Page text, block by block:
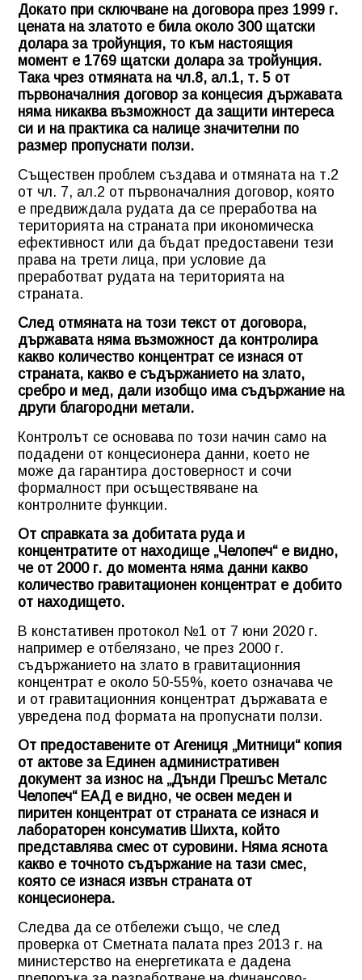
Докато при сключване на договора през 1999 г.
цената на златото е била около 300 щатски
долара за тройунция, то към настоящия
момент е 1769 щатски долара за тройунция.
Така чрез отмяната на чл.8, ал.1, т. 5 от
първоначалния договор за концесия държавата
няма никаква възможност да защити интереса
си и на практика са налице значителни по
размер пропуснати ползи.
Съществен проблем създава и отмяната на т.2
от чл. 7, ал.2 от първоначалния договор, която
е предвиждала рудата да се преработва на
територията на страната при икономическа
ефективност или да бъдат предоставени тези
права на трети лица, при условие да
преработват рудата на територията на
страната.
След отмяната на този текст от договора,
държавата няма възможност да контролира
какво количество концентрат се изнася от
страната, какво е съдържанието на злато,
сребро и мед, дали изобщо има съдържание на
други благородни метали.
Контролът се основава по този начин само на
подадени от концесионера данни, което не
може да гарантира достоверност и сочи
формалност при осъществяване на
контролните функции.
От справката за добитата руда и
концентратите от находище „Челопеч“ е видно,
че от 2000 г. до момента няма данни какво
количество гравитационен концентрат е добито
от находището.
В констативен протокол №1 от 7 юни 2020 г.
например е отбелязано, че през 2000 г.
съдържанието на злато в гравитационния
концентрат е около 50-55%, което означава че
и от гравитационния концентрат държавата е
увредена под формата на пропуснати ползи.
От предоставените от Агениця „Митници“ копия
от актове за Единен административен
документ за износ на „Дънди Прешъс Металс
Челопеч“ ЕАД е видно, че освен меден и
пиритен концентрат от страната се изнася и
лабораторен консуматив Шихта, който
представлява смес от суровини. Няма яснота
какво е точното съдържание на тази смес,
която се изнася извън страната от
концесионера.
Следва да се отбележи също, че след
проверка от Сметната палата през 2013 г. на
министерство на енергетиката е дадена